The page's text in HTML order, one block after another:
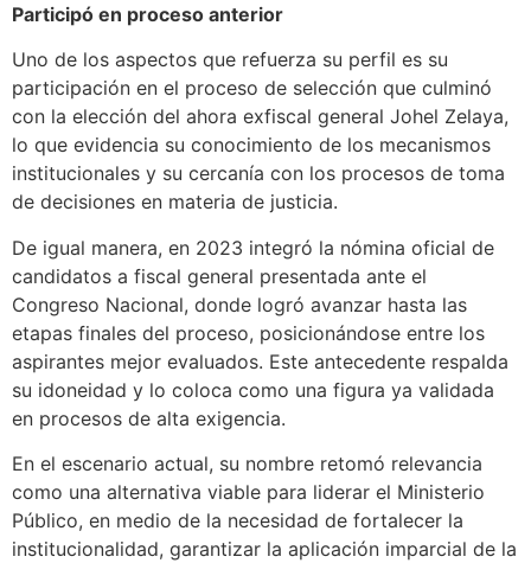
Participó en proceso anterior
Uno de los aspectos que refuerza su perfil es su
participación en el proceso de selección que culminó
con la elección del ahora exfiscal general Johel Zelaya,
lo que evidencia su conocimiento de los mecanismos
institucionales y su cercanía con los procesos de toma
de decisiones en materia de justicia.
De igual manera, en 2023 integró la nómina oficial de
candidatos a fiscal general presentada ante el
Congreso Nacional, donde logró avanzar hasta las
etapas finales del proceso, posicionándose entre los
aspirantes mejor evaluados. Este antecedente respalda
su idoneidad y lo coloca como una figura ya validada
en procesos de alta exigencia.
En el escenario actual, su nombre retomó relevancia
como una alternativa viable para liderar el Ministerio
Público, en medio de la necesidad de fortalecer la
institucionalidad, garantizar la aplicación imparcial de la